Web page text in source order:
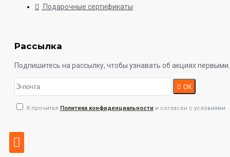
Подарочные сертификаты
Рассылка
Подпишитесь на рассылку, чтобы узнавать об акциях первыми.
ОК
Я прочитал Политика конфиденциальности и согласен с условиями